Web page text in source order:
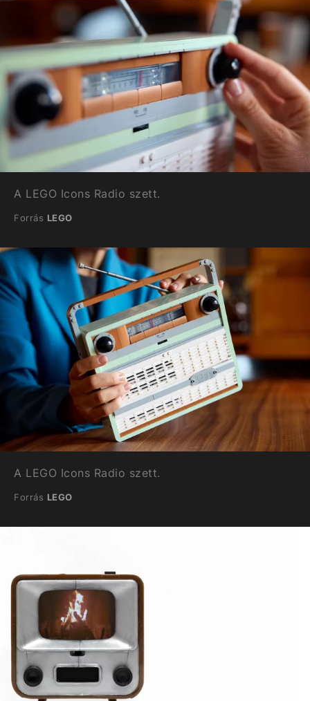
A LEGO Icons Radio szett.
Forrás LEGO
A LEGO Icons Radio szett.
Forrás LEGO